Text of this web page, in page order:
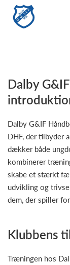
Dalby
Dalby G&IF
DHF, der tilbyder
dækker både
kombinerer
skabe et stærkt
udvikling og
dem, der spiller
Klubbens
Træningen hos